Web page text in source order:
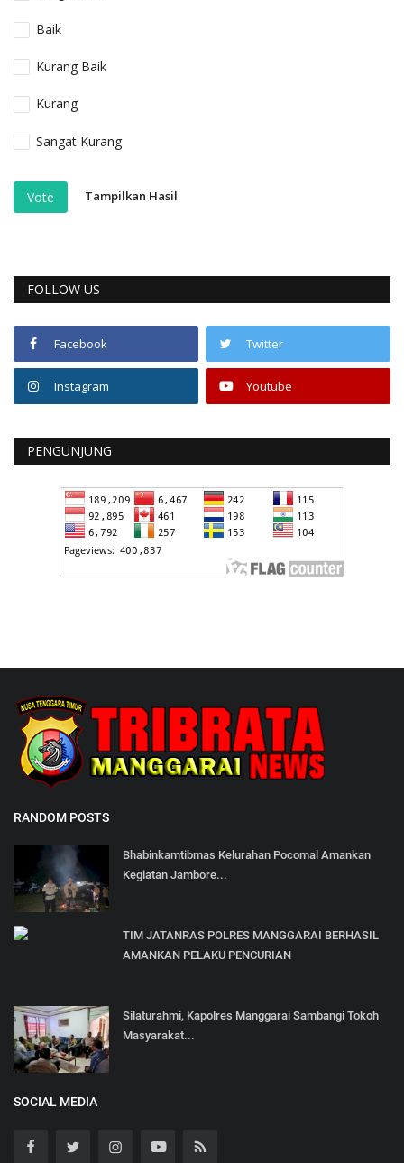
Baik
Kurang Baik
Kurang
Sangat Kurang
Vote Tampilkan Hasil
FOLLOW US
Facebook Twitter
Instagram Youtube
PENGUNJUNG
RANDOM POSTS
Bhabinkamtibmas Kelurahan Pocomal Amankan
Kegiatan Jambore...
TIM JATANRAS POLRES MANGGARAI BERHASIL
AMANKAN PELAKU PENCURIAN
Silaturahmi, Kapolres Manggarai Sambangi Tokoh
Masyarakat...
SOCIAL MEDIA